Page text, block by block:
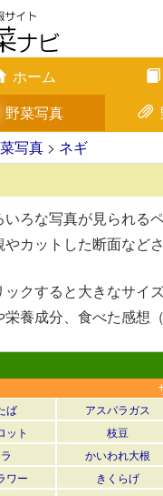
ホーム
野菜写真
写真 > ネギ
いろな写真が見られる
カットした断面など
ックすると大きなサイ
養成分、食べた感想
ば アスパラガス
ット
枝豆
かいわれ大根
ワー
きくらげ